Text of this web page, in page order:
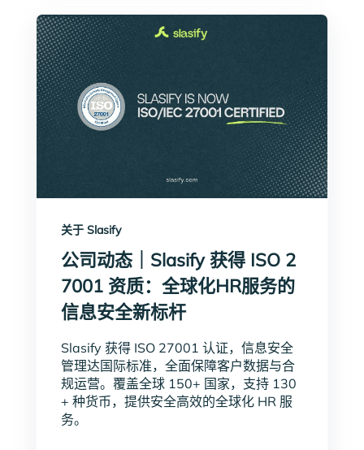
关于 Slasify
公司动态｜Slasify 获得 ISO 2
7001 资质：全球化HR服务的
信息安全新标杆
Slasify 获得 ISO 27001 认证，信息安全
管理达国际标准，全面保障客户数据与合
规运营。覆盖全球 150+ 国家，支持 130
+ 种货币，提供安全高效的全球化 HR 服
务。